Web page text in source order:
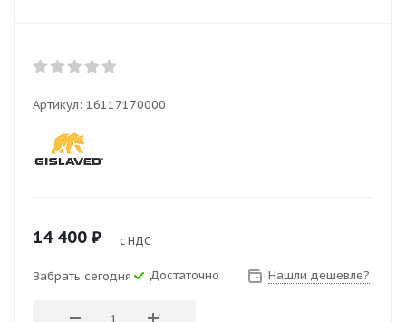
Артикул: 16117170000
14 400 ₽ с НДС
Забрать сегодня Достаточно Нашли дешевле?